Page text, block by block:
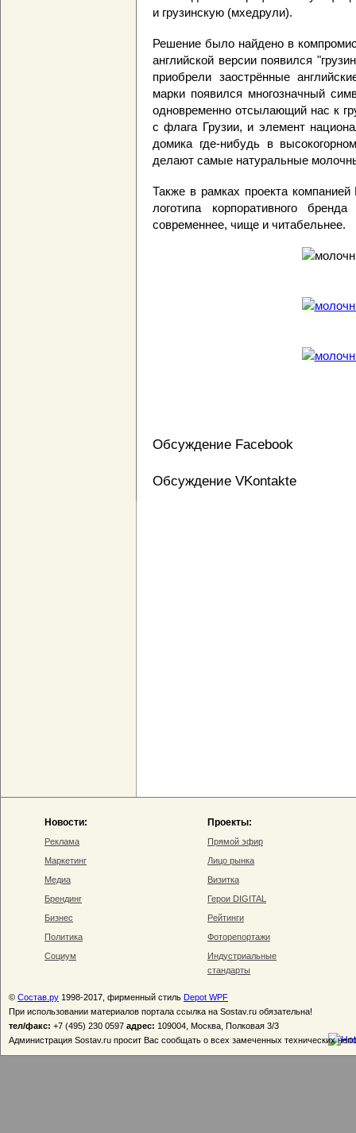
и грузинскую (мхедрули).
Решение было найдено в
английской версии появился
приобрели заострённые
марки появился многозначный
одновременно отсылающий нас к
с флага Грузии, и элемент
домика где-нибудь в
делают самые натуральные
Также в рамках проекта
логотипа корпоративного
современнее, чище и читабельнее.
Обсуждение Facebook
Обсуждение VKontakte
Новости:
Реклама
Маркетинг
Медиа
Брендинг
Бизнес
Политика
Социум
Проекты:
Прямой эфир
Лицо рынка
Визитка
Герои DIGITAL
Рейтинги
Фоторепортажи
Индустриальные
стандарты
© Состав.ру 1998-2017, фирменный стиль Depot WPF
При использовании материалов портала ссылка на Sostav.ru обязательна!
тел/факс: +7 (495) 230 0597 адрес: 109004, Москва, Полковая 3/3
Администрация Sostav.ru просит Вас сообщать о всех замеченных технических